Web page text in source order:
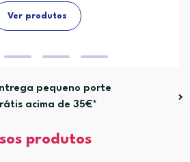
Ver produtos
pequeno porte
acima de 35€*
produtos